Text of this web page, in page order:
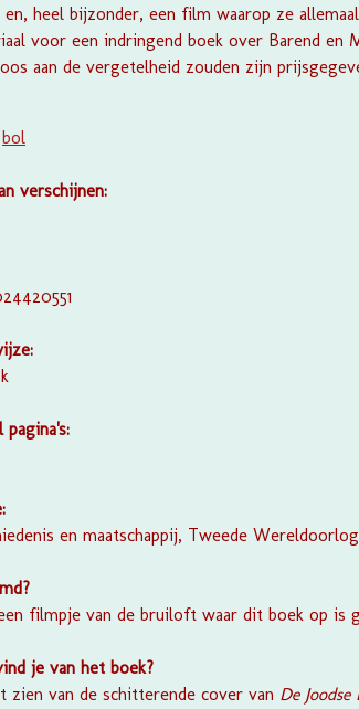
heel bijzonder, een film waarop ze
voor een indringend boek over Barend
aan de vergetelheid zouden zijn
bol
verschijnen:
pagina's:
en maatschappij, Tweede Wereldoorlog
filmpje van de bruiloft waar dit boek op is
je van het boek?
zien van de schitterende cover van De